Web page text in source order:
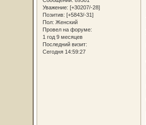
Уважение: [+30207/-28]
Позитив: [+5843/-31]
Пол: Женский
Провел на форуме:
1 год 9 месяцев
Последний визит:
Сегодня 14:59:27